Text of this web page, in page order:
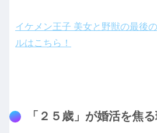
イケメン王子 美女と野獣の最後
ルはこちら！
「２５歳」が婚活を焦る